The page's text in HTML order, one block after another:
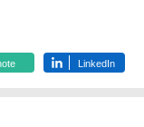
LinkedIn